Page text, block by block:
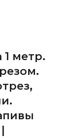
1 метр.